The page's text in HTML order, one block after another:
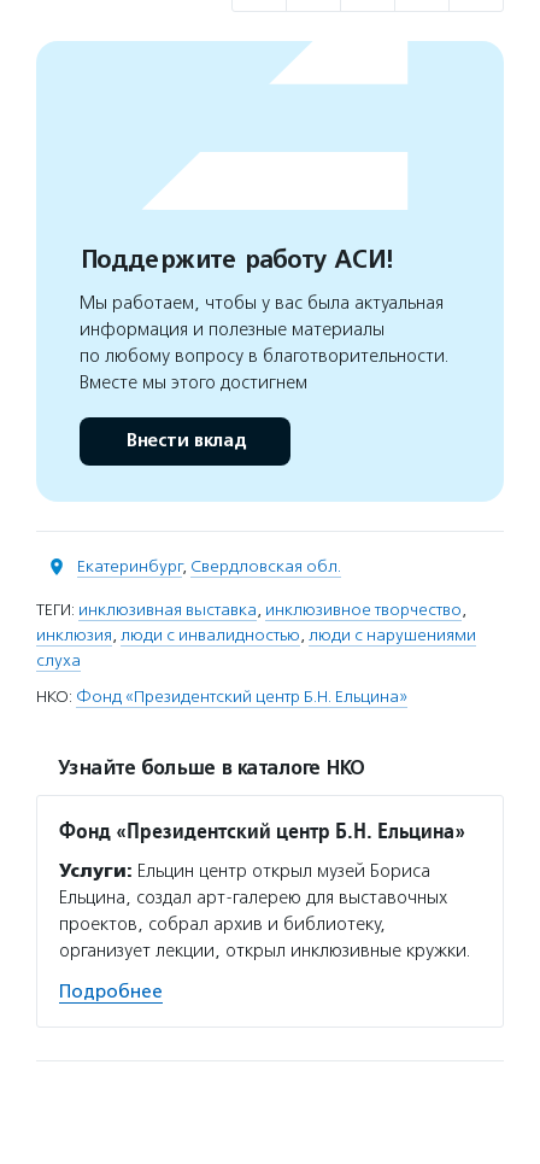
Поддержите работу АСИ!
Мы работаем, чтобы у вас была актуальная
информация и полезные материалы
по любому вопросу в благотворительности.
Вместе мы этого достигнем
Внести вклад
Екатеринбург, Свердловская обл.
ТЕГИ: инклюзивная выставка, инклюзивное творчество,
инклюзия, люди с инвалидностью, люди с нарушениями
слуха
НКО: Фонд «Президентский центр Б.Н. Ельцина»
Узнайте больше в каталоге НКО
Фонд «Президентский центр Б.Н. Ельцина»
Услуги: Ельцин центр открыл музей Бориса
Ельцина, создал арт-галерею для выставочных
проектов, собрал архив и библиотеку,
организует лекции, открыл инклюзивные кружки.
Подробнее